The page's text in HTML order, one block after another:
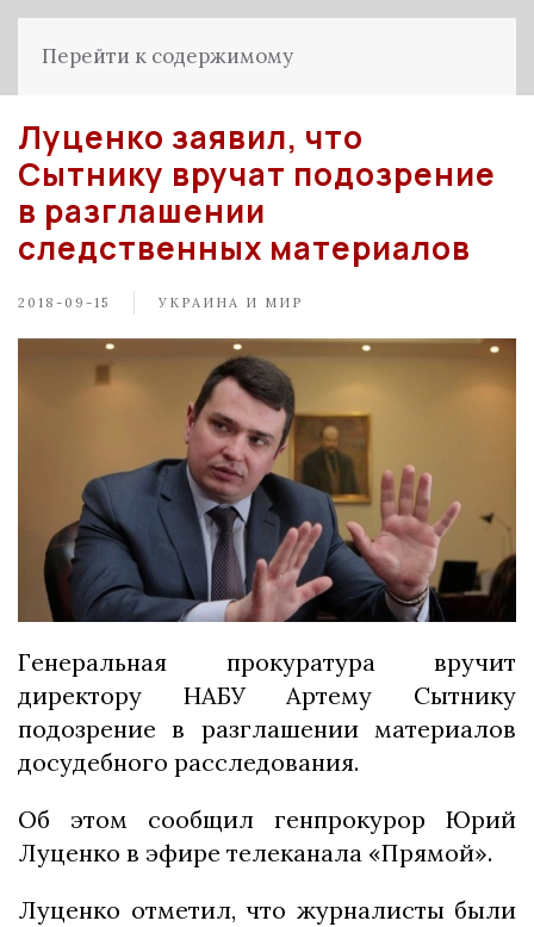
Перейти к содержимому
Луценко заявил, что
Сытнику вручат подозрение
в разглашении
следственных материалов
2018-09-15 УКРАИНА И МИР
Генеральная прокуратура вручит
директору НАБУ Артему Сытнику
подозрение в разглашении материалов
досудебного расследования.
Об этом сообщил генпрокурор Юрий
Луценко в эфире телеканала «Прямой».
Луценко отметил, что журналисты были